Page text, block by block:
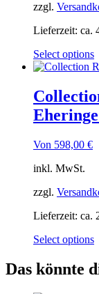
zzgl.
Lieferzeit: ca.
Select options
Von 598,00 €
inkl. MwSt.
zzgl.
Lieferzeit: ca.
Select options
Das könnte